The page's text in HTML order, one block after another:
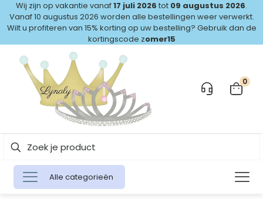
Wij zijn op vakantie vanaf17 juli 2026 tot 09 augustus 2026.
Vanaf 10 augustus 2026 worden alle bestellingen weer verwerkt.
Wilt u profiteren van 15% korting op uw bestelling? Gebruik dan de
kortingscode zomer15
0
Alle categorieën